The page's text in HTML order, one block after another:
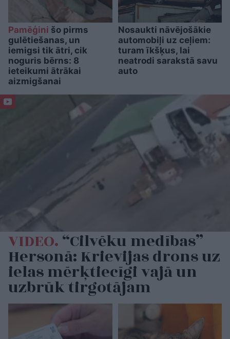
Pamēģini šo pirms
gulētiešanas, un
iemigsi tik ātri, cik
noguris bērns: 8
ieteikumi ātrākai
aizmigšanai
Nosaukti nāvējošākie
automobiļi uz ceļiem:
turam īkšķus, lai
neatrodi sarakstā savu
auto
VIDEO.“Cilvēku medības”
Hersonā: Krievijas drons uz
ielas mērķtiecīgi vajā un
uzbrūk tirgotājam